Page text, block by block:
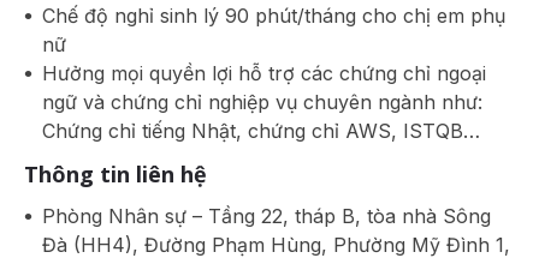
Chế độ nghỉ sinh lý 90 phút/tháng cho chị em phụ
nữ
Hưởng mọi quyền lợi hỗ trợ các chứng chỉ ngoại
ngữ và chứng chỉ nghiệp vụ chuyên ngành như:
Chứng chỉ tiếng Nhật, chứng chỉ AWS, ISTQB…
Thông tin liên hệ
Phòng Nhân sự – Tầng 22, tháp B, tòa nhà Sông
Đà (HH4), Đường Phạm Hùng, Phường Mỹ Đình 1,